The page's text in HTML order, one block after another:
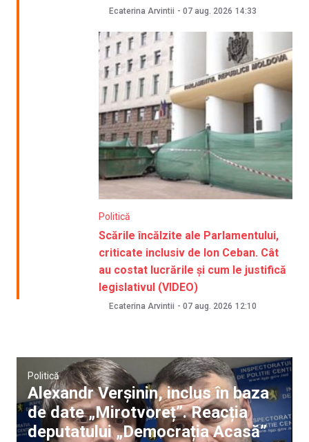
Ecaterina Arvintii - 07 aug. 2026 14:33
Politică
Scările încălzite ale Parlamentului,
criticate inclusiv de Ion Ceban. Cât
au costat lucrările și cum le justifică
legislativul (VIDEO)
Ecaterina Arvintii - 07 aug. 2026 12:10
Politică
Alexandr Verșinin, inclus în baza
de date „Mirotvoreț”. Reacția
deputatului „Democrația Acasă”